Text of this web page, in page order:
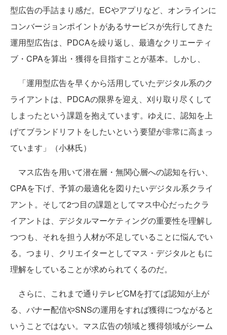
型広告の手詰まり感だ。ECやアプリなど、オンラインに
コンバージョンポイントがあるサービスが先行してきた
運用型広告は、PDCAを繰り返し、最適なクリエーティ
ブ・CPAを算出・獲得を目指すことが基本。しかし、
「運用型広告を早くから活用していたデジタル系のク
ライアントは、PDCAの限界を迎え、刈り取り尽くして
しまったという課題を抱えています。ゆえに、認知を上
げてブランドリフトをしたいという要望が非常に高まっ
ています」（小林氏）
マス広告を用いて潜在層・無関心層への認知を行い、
CPAを下げ、予算の最適化を図りたいデジタル系クライ
アント。そして2つ目の課題としてマス中心だったクラ
イアントは、デジタルマーケティングの重要性を理解し
つつも、それを担う人材が不足していることに悩んでい
る。つまり、クリエイターとしてマス・デジタルともに
理解をしていることが求められてくるのだ。
さらに、これまで通りテレビCMを打てば認知が上が
る、バナー配信やSNSの運用をすれば獲得につながると
いうことではない。マス広告の領域と獲得領域がシーム